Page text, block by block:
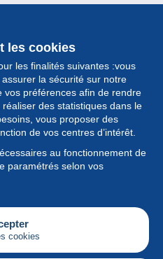
les cookies
les finalités suivantes :vous
la sécurité sur notre
vos préférences afin de rendre
des statistiques dans le
vous proposer des
de vos centres d’intérêt.
au fonctionnement de
paramétrés selon vos
cookies